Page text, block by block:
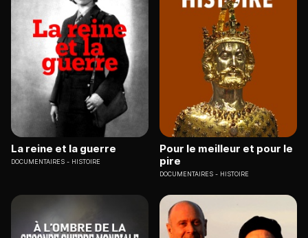
La reine et la guerre
DOCUMENTAIRES HISTOIRE
Pour le meilleur et pour le
pire
DOCUMENTAIRES HISTOIRE